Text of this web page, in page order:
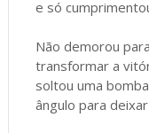
e só
Não demorou
transformar a
soltou uma
ângulo para